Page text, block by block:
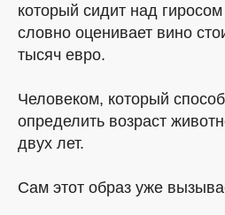
который сидит над
словно оценивает вино
тысяч евро.
Человеком, который
определить возраст
двух лет.
Сам этот образ уже